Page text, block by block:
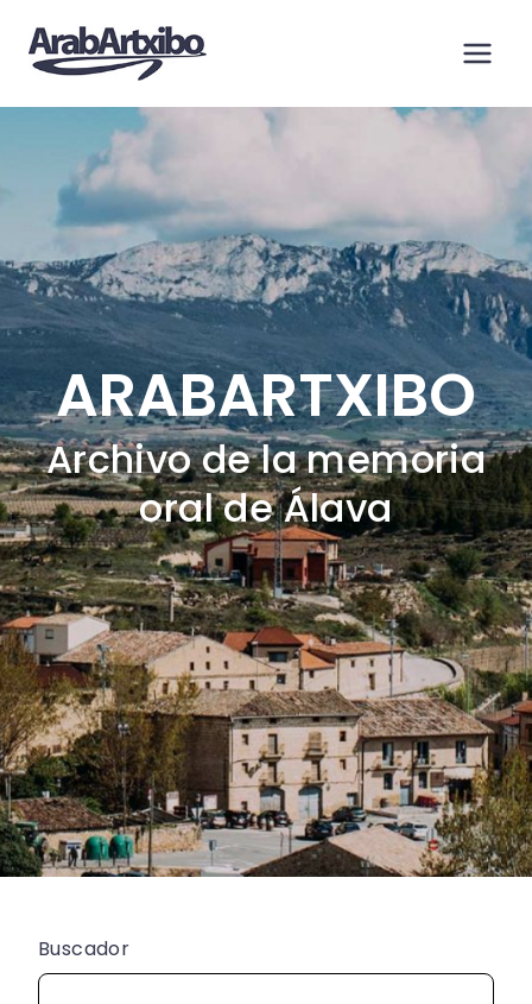
contenido
ARABARTXIBO
Archivo de la memoria
oral de Álava
Buscador